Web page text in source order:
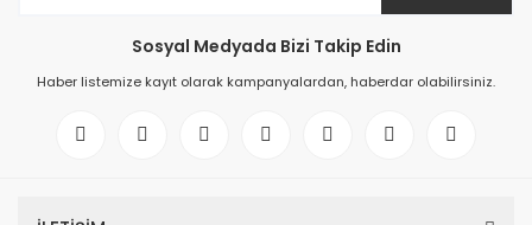
Sosyal Medyada Bizi Takip Edin
Haber listemize kayıt olarak kampanyalardan, haberdar olabilirsiniz.